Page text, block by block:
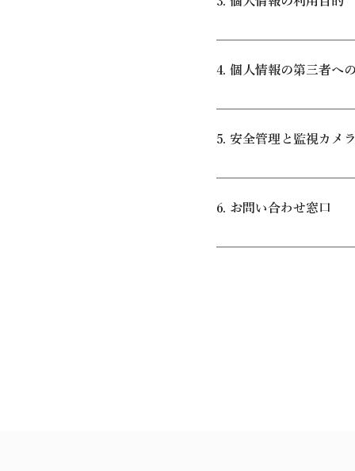
済情報：クレジットカ
当社は、取得した個人
求・返金処理、施設利
どの広告宣伝物を配信す
4. 個人情報の第三者へ
当社は、以下のいずれ
約管理システム、決済
5. 安全管理と監視カメ
当社は、個人情報への
カメラを設置し、映像
6. お問い合わせ窓口
本ポリシーに関するお